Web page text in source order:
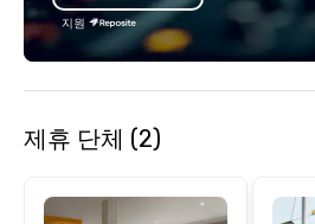
capabilities to semi-private rooms
and patios with walk-up bars. These
areas are perfect for cocktail
restaurant, we can bring the party to
Favorites" can also be brought to your
지원
제휴 단체 (2)